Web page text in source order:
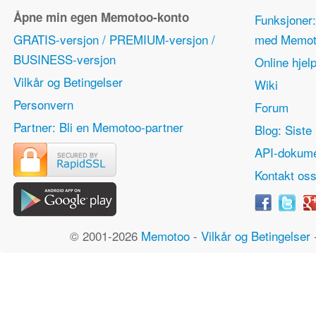
Åpne min egen Memotoo-konto
GRATIS-versjon / PREMIUM-versjon /
BUSINESS-versjon
Vilkår og Betingelser
Personvern
Partner: Bli en Memotoo-partner
med
Online hjelp
Wiki
Forum
Blog: Siste
API-
Kontakt oss
© 2001-2026 Memotoo - Vilkår og Betingelser